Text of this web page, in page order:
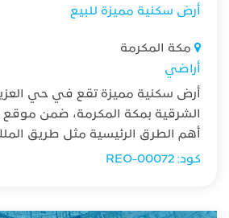
أرض سكنية مميزة للبيع
مكة المكرمة
أراضي
أرض سكنية مميزة تقع في حي
الشرقية بمكة المكرمة، ضمن
أهم الطرق الرئيسية مثل طريق
الملك خالد، وطريق المسجد الحرام.
كود: REO-00072